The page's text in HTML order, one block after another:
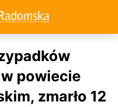
powiecie
zmarło 12